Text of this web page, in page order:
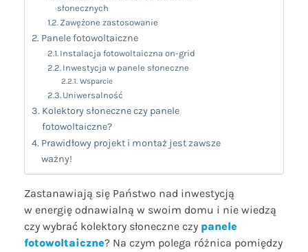
słonecznych
Zawężone zastosowanie
Panele fotowoltaiczne
Instalacja fotowoltaiczna on-grid
Inwestycja w panele słoneczne
Wsparcie
Uniwersalność
Kolektory słoneczne czy panele
fotowoltaiczne?
Prawidłowy projekt i montaż jest zawsze
ważny!
Zastanawiają się Państwo nad inwestycją
w energię odnawialną w swoim domu i nie wiedzą
czy wybrać kolektory słoneczne czy panele
fotowoltaiczne? Na czym polega różnica pomiędzy